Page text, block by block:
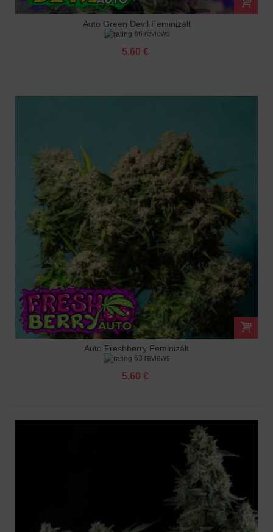
Auto Green Devil Feminizált
66 reviews
5.60 €
Auto Freshberry Feminizált
63 reviews
5.60 €